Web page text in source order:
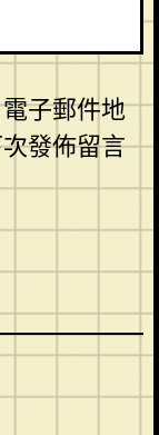
子郵件地
發佈留言